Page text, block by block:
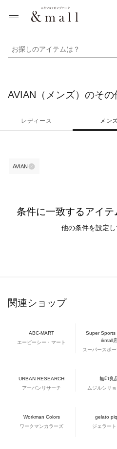
お探しのアイテムは？
AVIAN（メンズ）のその
レディース メン
AVIAN
条件に一致するアイ
他の条件を設定し
関連ショップ
ABC-MART
エービーシー・マート
Super Sports
&mall
スーパースポ
URBAN RESEARCH
アーバンリサーチ
無印良
ムジルシリ
Workman Colors
ワークマンカラーズ
gelato
ジェラー